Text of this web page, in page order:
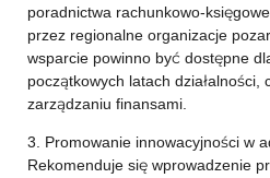
poradnictwa rachunkowo-
przez regionalne organizacje
wsparcie powinno być dostępne
początkowych latach działalności,
zarządzaniu finansami.
3. Promowanie innowacyjności w
Rekomenduje się wprowadzenie